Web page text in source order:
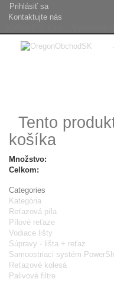
Prihlásiť sa
Kontaktujte nás
Tento
košíka
Množstvo:
Celkom:
Categories
Kategória
Reťazová píla
Pílové reťaze
Vodiace lišty
Súpravy - lišta + reťaz
Samoostriaci systém
Reťazové kolesá
Palivové filtre